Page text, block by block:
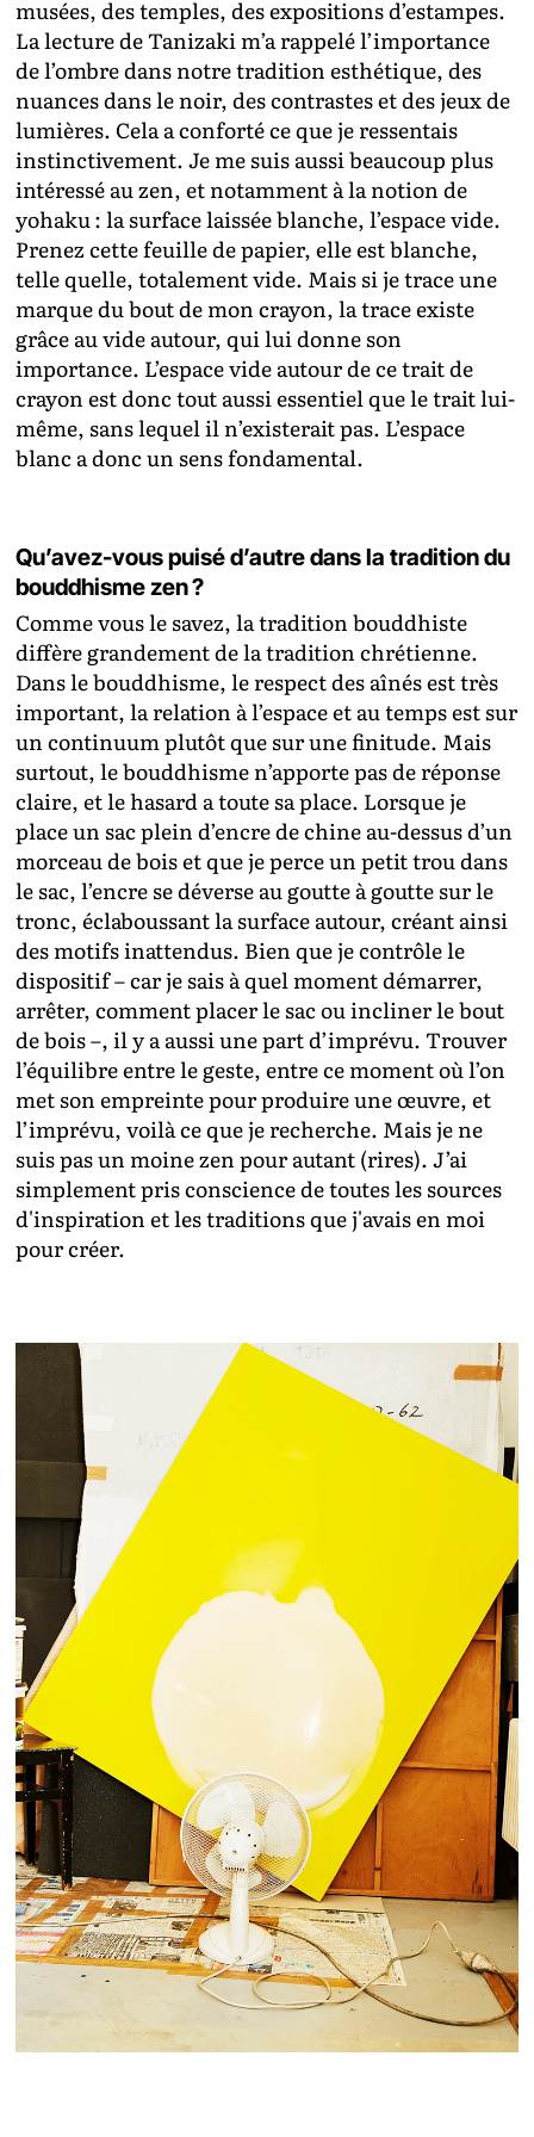
musées, des temples, des expositions d’estampes.
La lecture de Tanizaki m’a rappelé l’importance
de l’ombre dans notre tradition esthétique, des
nuances dans le noir, des contrastes et des jeux de
lumières. Cela a conforté ce que je ressentais
instinctivement. Je me suis aussi beaucoup plus
intéressé au zen, et notamment à la notion de
yohaku : la surface laissée blanche, l’espace vide.
Prenez cette feuille de papier, elle est blanche,
telle quelle, totalement vide. Mais si je trace une
marque du bout de mon crayon, la trace existe
grâce au vide autour, qui lui donne son
importance. L’espace vide autour de ce trait de
crayon est donc tout aussi essentiel que le trait lui-
même, sans lequel il n’existerait pas. L’espace
blanc a donc un sens fondamental.
Qu’avez-vous puisé d’autre dans la tradition du
bouddhisme zen ?
Comme vous le savez, la tradition bouddhiste
diffère grandement de la tradition chrétienne.
Dans le bouddhisme, le respect des aînés est très
important, la relation à l’espace et au temps est sur
un continuum plutôt que sur une finitude. Mais
surtout, le bouddhisme n’apporte pas de réponse
claire, et le hasard a toute sa place. Lorsque je
place un sac plein d’encre de chine au-dessus d’un
morceau de bois et que je perce un petit trou dans
le sac, l’encre se déverse au goutte à goutte sur le
tronc, éclaboussant la surface autour, créant ainsi
des motifs inattendus. Bien que je contrôle le
dispositif – car je sais à quel moment démarrer,
arrêter, comment placer le sac ou incliner le bout
de bois –, il y a aussi une part d’imprévu. Trouver
l’équilibre entre le geste, entre ce moment où l’on
met son empreinte pour produire une œuvre, et
l’imprévu, voilà ce que je recherche. Mais je ne
suis pas un moine zen pour autant (rires). J’ai
simplement pris conscience de toutes les sources
d'inspiration et les traditions que j'avais en moi
pour créer.